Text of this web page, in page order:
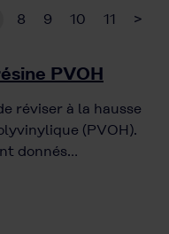
8 9 10 11 >
PVOH
réviser à la hausse
(PVOH).
donnés…